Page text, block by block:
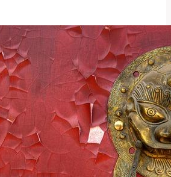
Cena
Chemického
Peelingu